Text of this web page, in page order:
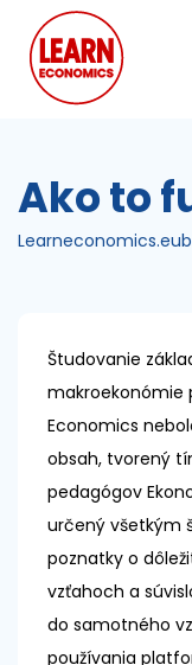
Ako to
Študovanie
makroekonómie
Economics
obsah, tvorený
pedagógov
určený všetkým
poznatky o
vzťahoch a
do samotného
používania